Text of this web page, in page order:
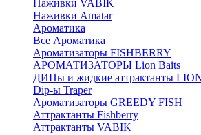
Наживки VABIK
Наживки Amatar
Ароматика
Все Ароматика
Ароматизаторы FISHBERRY
АРОМАТИЗАТОРЫ Lion Baits
ДИПы и жидкие аттрактанты
Dip-ы Traper
Ароматизаторы GREEDY FISH
Аттрактанты Fishberry
Аттрактанты VABIK